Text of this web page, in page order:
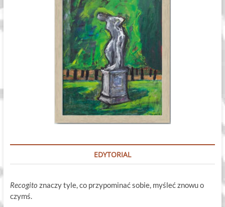
EDYTORIAL
Recogito znaczy tyle, co przypominać sobie, myśleć znowu o
czymś.